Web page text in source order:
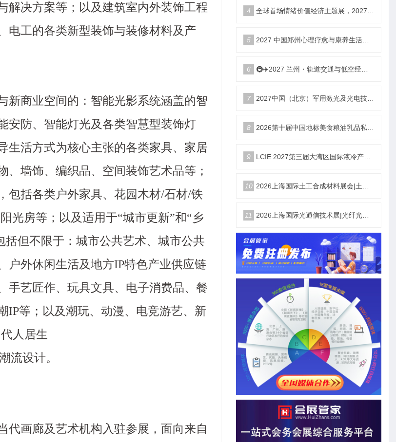
解决方案等；以及建筑室内外装饰工程
电工的各类新型装饰与装修材料及产
新商业空间的：智能光影系统涵盖的智
安防、智能灯光及各类智慧型装饰灯
生活方式为核心主张的各类家具、家居
墙饰、编织品、空间装饰艺术品等；
包括各类户外家具、花园木材/石材/铁
光房等；以及适用于“城市更新”和“乡
但不限于：城市公共艺术、城市公共
户外休闲生活及地方IP特色产业供应链
手艺匠作、玩具文具、电子消费品、餐
IP等；以及潮玩、动漫、电竞游艺、新
人居生
流设计。
代画廊及艺术机构入驻参展，面向来自
4 全球首场情绪价值经济主题展，2027郑州国际情绪价值经济博览会
5 2027 中国郑州心理疗愈与康养生活产业博览会
6 🚇✈️2027 兰州・轨道交通与低空经济展览会即将启幕！
7 2027中国（北京）军用激光及光电技术展览会
8 2026第十届中国地标美食粮油乳品私域新渠道团长大会
9 LCIE 2027第三届大湾区国际液冷产业大会暨展览会（深圳）
10 2026上海国际土工合成材料展会|土工膜、土工布展|土工合成材料仪器、设备展览会
11 2026上海国际光通信技术展|光纤光缆、光模块展|光通信设备展览会